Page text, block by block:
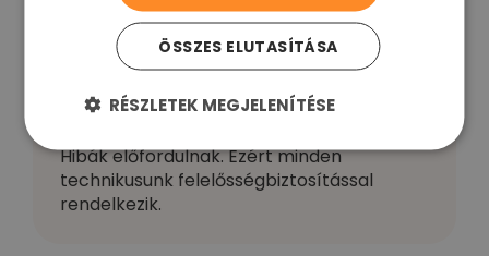
Hibák előfordulnak. Ezért minden
technikusunk felelősségbiztosítással
rendelkezik.
GREEK
ÖSSZES ELUTASÍTÁSA
RÉSZLETEK MEGJELENÍTÉSE